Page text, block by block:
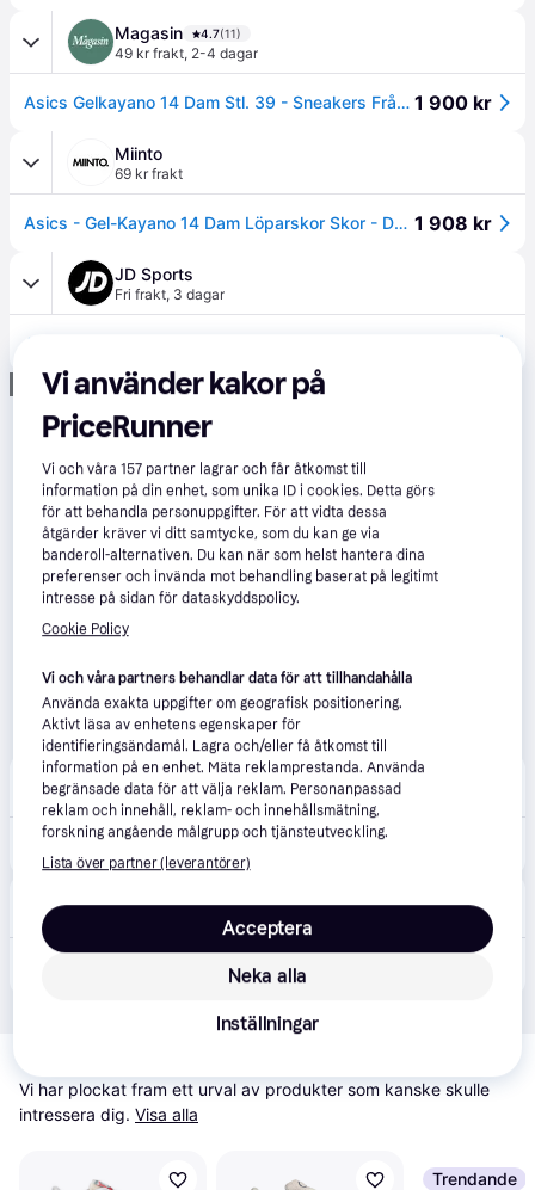
Magasin 4.7(11)
49 kr frakt, 2-4 dagar
Asics Gelkayano 14 Dam Stl. 39 - Sneakers Från Magasin - Cream/pepper (39) 1 900 kr
Miinto
69 kr frakt
Asics - Gel-Kayano 14 Dam Löparskor Skor - Dam - 41 EU - 1 908 kr
JD Sports
Fri frakt, 3 dagar
ASICS GEL-KAYANO 14 Women's, krämfärg - 38
Annons
asics
Fri frakt
GEL-KAYANO 14 - Cream/Pepper - 37
5-7 dagar
Asics Gel-Kayano 14 Cream Pepper
Vi har plockat fram ett urval av produkter som kanske skulle
intressera dig. Visa alla
Trendande
Vi använder kakor på
PriceRunner
Vi och våra157 partner lagrar och får åtkomst till
information på din enhet, som unika ID i cookies. Detta görs
för att behandla personuppgifter. För att vidta dessa
åtgärder kräver vi ditt samtycke, som du kan ge via
banderoll-alternativen. Du kan när som helst hantera dina
preferenser och invända mot behandling baserat på legitimt
intresse på sidan för dataskyddspolicy.
Cookie Policy
Vi och våra partners behandlar data för att tillhandahålla
Använda exakta uppgifter om geografisk positionering.
Aktivt läsa av enhetens egenskaper för
identifieringsändamål. Lagra och/eller få åtkomst till
information på en enhet. Mäta reklamprestanda. Använda
begränsade data för att välja reklam. Personanpassad
reklam och innehåll, reklam- och innehållsmätning,
forskning angående målgrupp och tjänsteutveckling.
Lista över partner (leverantörer)
Neka alla
Acceptera
Inställningar